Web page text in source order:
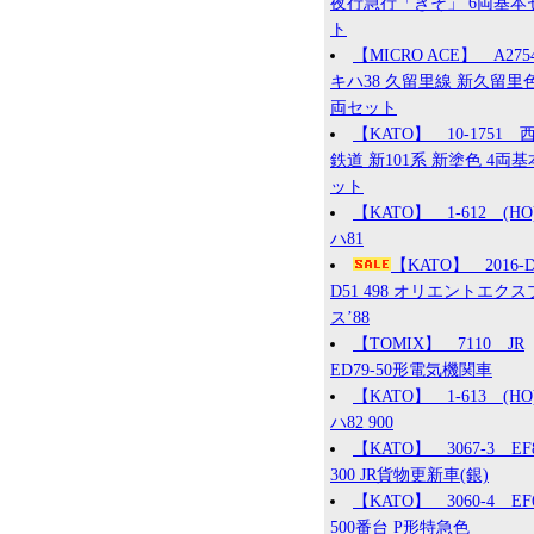
ト
【MICRO ACE】
キハ38 久留里線 新久留里
両セット
【KATO】 10-1751
鉄道 新101系 新塗色 4両基
ット
【KATO】 1-612
ハ81
【KATO】
D51 498 オリエントエクス
ス’88
【TOMIX】 7110 JR
ED79-50形電気機関車
【KATO】 1-613
ハ82 900
【KATO】 3067-3
300 JR貨物更新車(銀)
【KATO】 3060-4
500番台 P形特急色